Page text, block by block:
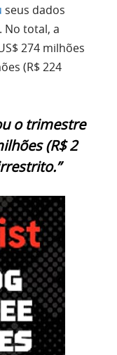
seus dados
No total, a
274 milhões
(R$ 224
o trimestre
(R$ 2